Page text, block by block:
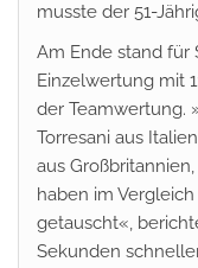
musste der 51-
Am Ende stand für
Einzelwertung mit
der Teamwertung.
Torresani aus
aus
haben im
getauscht«,
Sekunden